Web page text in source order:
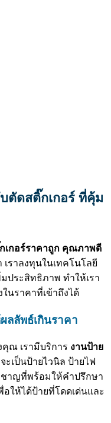
ตัดสติ๊กเกอร์ ที่คุ้ม
เกอร์ราคาถูก คุณภาพดี
ราลงทุนในเทคโนโลยี
ประสิทธิภาพ ทำให้เรา
นราคาที่เข้าถึงได้
ลลัพธ์เกินราคา
ณ เรามีบริการ งานป้าย
เป็นป้ายไวนิล ป้ายไฟ
ชาญที่พร้อมให้คำปรึกษา
ให้ได้ป้ายที่โดดเด่นและ